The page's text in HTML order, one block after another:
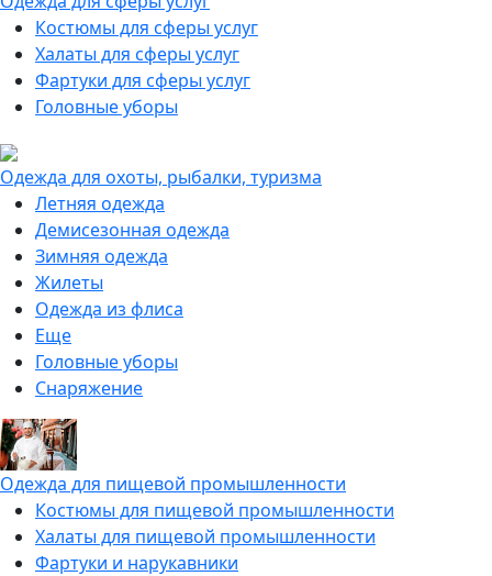
Костюмы для сферы услуг
Халаты для сферы услуг
Фартуки для сферы услуг
Головные уборы
Одежда для охоты, рыбалки, туризма
Летняя одежда
Демисезонная одежда
Зимняя одежда
Жилеты
Одежда из флиса
Еще
Головные уборы
Снаряжение
Одежда для пищевой промышленности
Костюмы для пищевой промышленности
Халаты для пищевой промышленности
Фартуки и нарукавники